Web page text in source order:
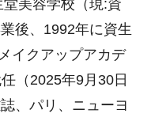
美容学校（現:資
後、1992年に資生
イクアップアカデ
（2025年9月30日
、パリ、ニューヨ